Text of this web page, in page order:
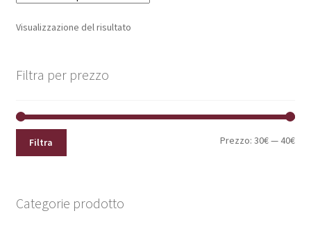
Visualizzazione del risultato
Filtra per prezzo
Filtra Prezzo:30€—40€
Categorie prodotto